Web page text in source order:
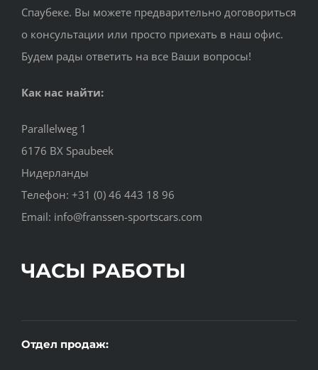
Спаубеке. Вы можете предварительно договориться
о консультации или просто приехать в наш офис.
Будем рады ответить на все Ваши вопросы!
Как нас найти:
Parallelweg 1
6176 BX Spaubeek
Нидерланды
Телефон: +31 (0) 46 443 18 96
Email: info@franssen-sportscars.com
ЧАСЫ РАБОТЫ
Отдел продаж: